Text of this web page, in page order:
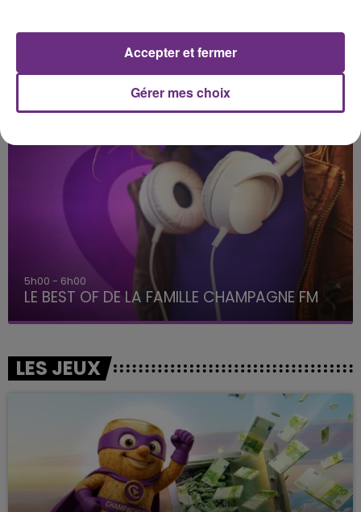
La Traversee Beautiful Things
A L'ANTENNE
5h00 - 6h00
LE BEST OF DE LA FAMILLE CHAMPAGNE FM
LES JEUX
Gérer mes choix
Accepter et fermer